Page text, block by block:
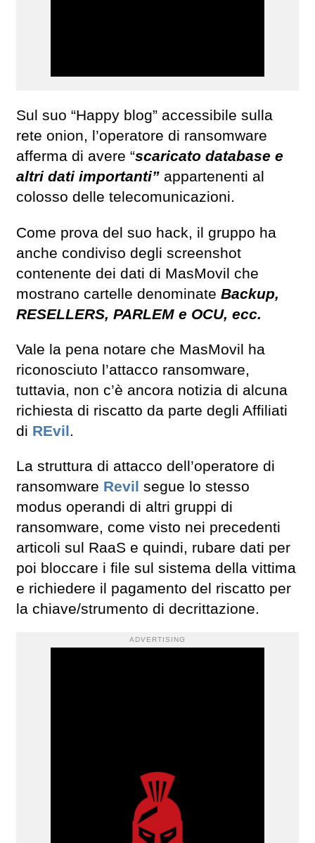
Sul suo “Happy blog” accessibile sulla
rete onion, l’operatore di ransomware
afferma di avere “scaricato database e
altri dati importanti” appartenenti al
colosso delle telecomunicazioni.
Come prova del suo hack, il gruppo ha
anche condiviso degli screenshot
contenente dei dati di MasMovil che
mostrano cartelle denominate Backup,
RESELLERS, PARLEM e OCU, ecc.
Vale la pena notare che MasMovil ha
riconosciuto l’attacco ransomware,
tuttavia, non c’è ancora notizia di alcuna
richiesta di riscatto da parte degli Affiliati
di REvil.
La struttura di attacco dell’operatore di
ransomware Revil segue lo stesso
modus operandi di altri gruppi di
ransomware, come visto nei precedenti
articoli sul RaaS e quindi, rubare dati per
poi bloccare i file sul sistema della vittima
e richiedere il pagamento del riscatto per
la chiave/strumento di decrittazione.
ADVERTISING